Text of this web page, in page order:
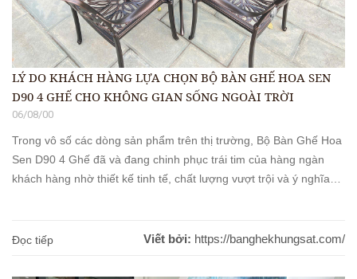
LÝ DO KHÁCH HÀNG LỰA CHỌN BỘ BÀN GHẾ HOA SEN
D90 4 GHẾ CHO KHÔNG GIAN SỐNG NGOÀI TRỜI
06/08/00
Trong vô số các dòng sản phẩm trên thị trường, Bộ Bàn Ghế Hoa
Sen D90 4 Ghế đã và đang chinh phục trái tim của hàng ngàn
khách hàng nhờ thiết kế tinh tế, chất lượng vượt trội và ý nghĩa
Đọc tiếp
Viết bởi: https://banghekhungsat.com/